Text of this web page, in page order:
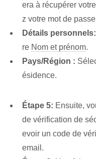
era à récupérer
z votre mot de
Détails personnels:
re Nom et prénom.
Pays/Région :
ésidence.
Étape 5: Ensuite,
de vérification de
evoir un code de
email.